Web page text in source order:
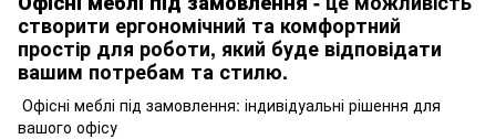
створити ергономічний та комфортний
простір для роботи, який буде відповідати
вашим потребам та стилю.
Офісні меблі під замовлення: індивідуальні рішення для
вашого офісу